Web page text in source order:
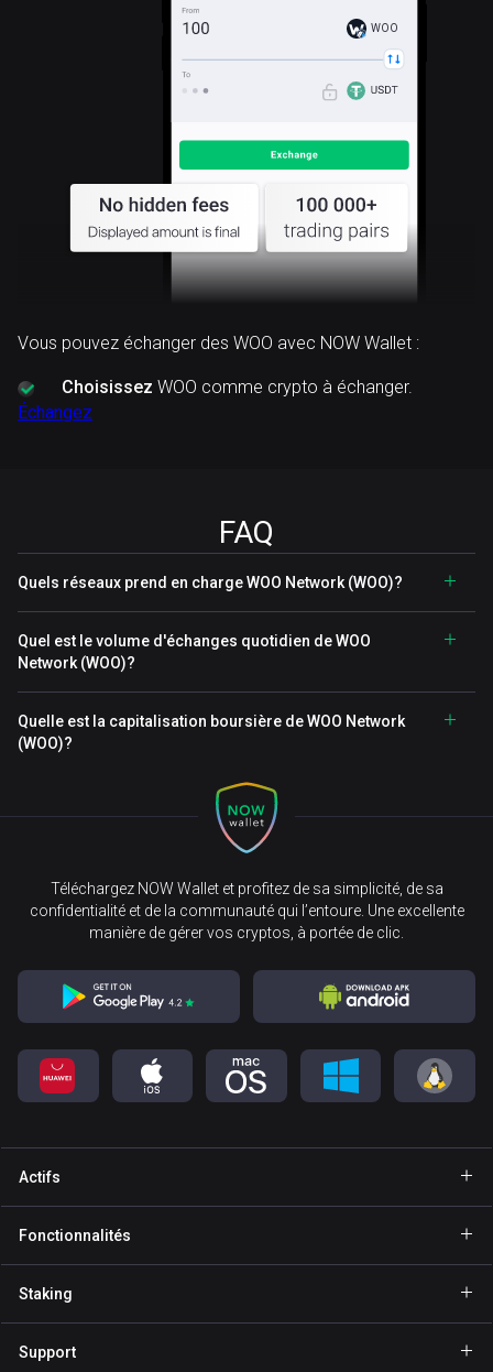
WOO
Vous pouvez échanger des WOO avec NOW Wallet :
Choisissez WOO comme crypto à échanger.
Échangez
FAQ
Quels réseaux prend en charge WOO Network (WOO)?
Quel est le volume d'échanges quotidien de WOO
Network (WOO)?
Quelle est la capitalisation boursière de WOO Network
(WOO)?
Téléchargez NOW Wallet et profitez de sa simplicité, de sa
confidentialité et de la communauté qui l’entoure. Une excellente
manière de gérer vos cryptos, à portée de clic.
Actifs
Portefeuille Binance Coin
Fonctionnalités
Envoi privé
Staking
Support